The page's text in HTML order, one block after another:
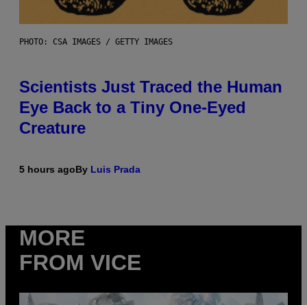
PHOTO: CSA IMAGES / GETTY IMAGES
Scientists Just Traced the Human
Eye Back to a Tiny One-Eyed
Creature
5 hours agoBy Luis Prada
MORE
FROM VICE